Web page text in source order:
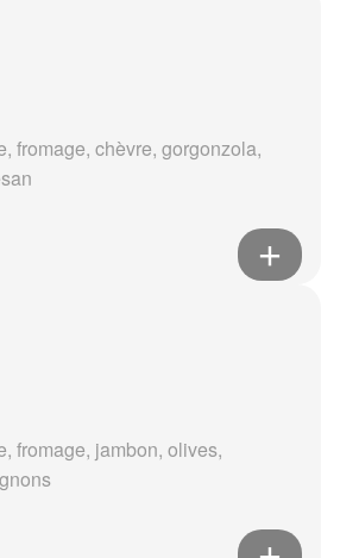
fromage, chèvre, gorgonzola,
fromage, jambon, olives,